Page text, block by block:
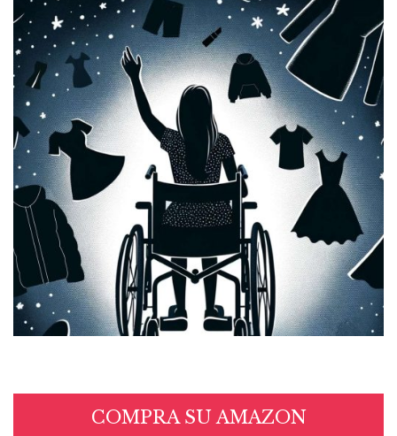
COMPRA SU AMAZON